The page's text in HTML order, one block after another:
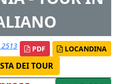
LOCANDINA
PDF
2513
DEI TOUR